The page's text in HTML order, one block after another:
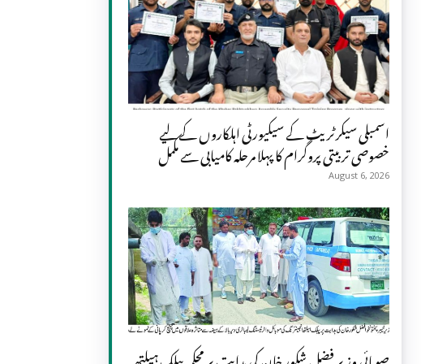
اسمبلی سیکرٹریٹ کے سیکیورٹی اہلکاروں کے لیے
خصوصی تربیتی پروگرام کا پہلا مرحلہ کامیابی سے مکمل
August 6, 2026